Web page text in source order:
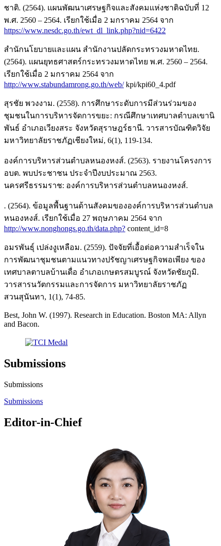
ชาติ. (2564). แผนพัฒนาเศรษฐกิจและสังคมแห่งชาติฉบับที่ 12
พ.ศ. 2560 – 2564. เรียกใช้เมื่อ 2 มกราคม 2564 จาก
https://www.nesdc.go.th/ewt_dl_link.php?nid=6422
สำนักนโยบายและแผน สำนักงานปลัดกระทรวงมหาดไทย.
(2564). แผนยุทธศาสตร์กระทรวงมหาดไทย พ.ศ. 2560 – 2564.
เรียกใช้เมื่อ 2 มกราคม 2564 จาก
http://www.stabundamrong.go.th/web/kpi/kpi60_4.pdf
สุรชัย พวงงาม. (2558). การศึกษาระดับการมีส่วนร่วมของ
ชุมชนในการบริหารจัดการขยะ: กรณีศึกษาเทศบาลตำบลเขานิ
พันธ์ อำเภอเวียงสระ จังหวัดสุราษฎร์ธานี. วารสารบัณฑิตวิจัย
มหาวิทยาลัยราชภัฏเชียงใหม่, 6(1), 119-134.
องค์การบริหารส่วนตำบลหนองหงส์. (2563). รายงานโครงการ
อบต. พบประชาชน ประจำปีงบประมาณ 2563.
นครศรีธรรมราช: องค์การบริหารส่วนตำบลหนองหงส์.
. (2564). ข้อมูลพื้นฐานด้านสังคมขององค์การบริหารส่วนตำบล
หนองหงส์. เรียกใช้เมื่อ 27 พฤษภาคม 2564 จาก
http://www.nonghongs.go.th/data.php? content_id=8
อมรพันธุ์ เปล่งงูเหลือม. (2559). ปัจจัยที่เอื้อต่อความสำเร็จใน
การพัฒนาชุมชนตามแนวทางปรัชญาเศรษฐกิจพอเพียง ของ
เทศบาลตาบลบ้านเดื่อ อำเภอเกษตรสมบูรณ์ จังหวัดชัยภูมิ.
วารสารนวัตกรรมและการจัดการ มหาวิทยาลัยราชภัฏ
สวนสุนันทา, 1(1), 74-85.
Best, John W. (1997). Research in Education. Boston MA: Allyn
and Bacon.
Submissions
Submissions
Submissions
Editor-in-Chief